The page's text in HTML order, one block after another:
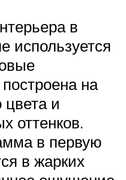
в
используется
на
и
оттенков.
в первую
в жарких